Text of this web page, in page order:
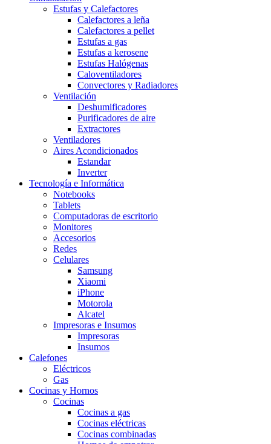
Estufas y Calefactores
Calefactores a leña
Calefactores a pellet
Estufas a gas
Estufas a kerosene
Estufas Halógenas
Caloventiladores
Convectores y Radiadores
Ventilación
Deshumificadores
Purificadores de aire
Extractores
Ventiladores
Aires Acondicionados
Estandar
Inverter
Tecnología e Informática
Notebooks
Tablets
Computadoras de escritorio
Monitores
Accesorios
Redes
Celulares
Samsung
Xiaomi
iPhone
Motorola
Alcatel
Impresoras e Insumos
Impresoras
Insumos
Calefones
Eléctricos
Gas
Cocinas y Hornos
Cocinas
Cocinas a gas
Cocinas eléctricas
Cocinas combinadas